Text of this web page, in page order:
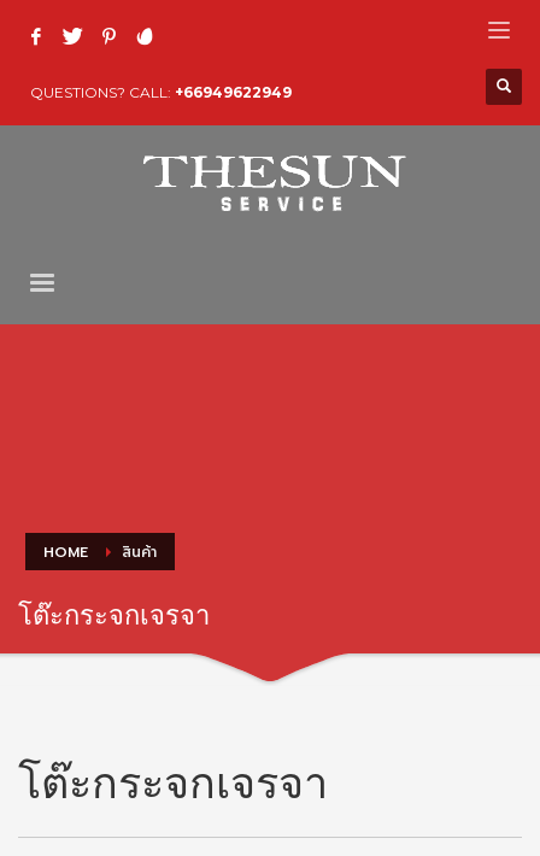
QUESTIONS? CALL: +66949622949
HOME สินค้า
โต๊ะกระจกเจรจา
โต๊ะกระจกเจรจา